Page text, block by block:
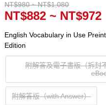
NT$980 ~ NT$1,080
NT$882 ~ NT$972
English Vocabulary in Use
Edition
附解答及電子書版（拆封
附解答版（with Answer）